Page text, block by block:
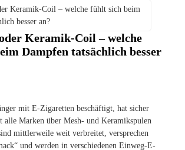
Keramik-Coil – welche
Dampfen tatsächlich besser
mit E-Zigaretten beschäftigt, hat sicher
alle Marken über Mesh- und Keramikspulen
mittlerweile weit verbreitet, versprechen
und werden in verschiedenen Einweg-E-